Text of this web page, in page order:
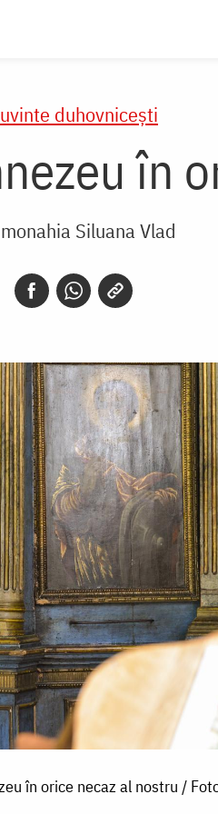
duhovnicești
în
Siluana Vlad
în orice necaz al nostru /